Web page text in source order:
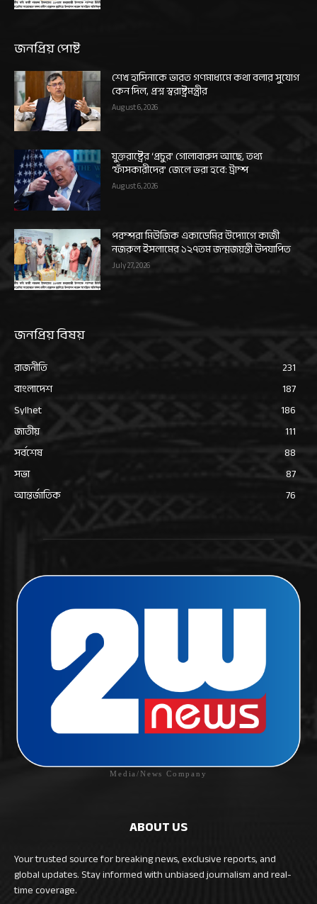
জনপ্রিয় পোষ্ট
শেখ হাসিনাকে ভারত গণমাধ্যমে কথা বলার সুযোগ
কেন দিল, প্রশ্ন স্বরাষ্ট্রমন্ত্রীর
August 6, 2026
যুক্তরাষ্ট্রের ‘প্রচুর’ গোলাবারুদ আছে, তথ্য
‘ফাঁসকারীদের’ জেলে ভরা হবে: ট্রাম্প
August 6, 2026
পরম্পরা মিউজিক একাডেমির উদ্যোগে কাজী
নজরুল ইসলামের ১২৭তম জন্মজয়ন্তী উদযাপিত
July 27, 2026
জনপ্রিয় বিষয়
রাজনীতি
231
বাংলাদেশ
187
Sylhet
186
জাতীয়
111
সর্বশেষ
88
সভা
87
আন্তর্জাতিক
76
Media/News Company
ABOUT US
Your trusted source for breaking news, exclusive reports, and
global updates. Stay informed with unbiased journalism and real-
time coverage.